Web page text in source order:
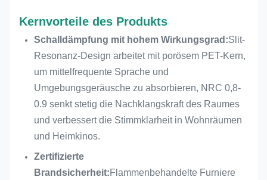
Beenden Sie.
PVC;natürliches
Furnier;technisches
Furnier
NRC 0.9
Kernfunktion
Zolldienst
Größe, Oberfläche,
Kernvorteile des Produkts
Schalldämpfung mit hohem Wirkungsgrad:Slit-
Resonanz-Design arbeitet mit porösem PET-Kern,
um mittelfrequente Sprache und
Umgebungsgeräusche zu absorbieren, NRC 0,8-
0.9 senkt stetig die Nachklangskraft des Raumes
und verbessert die Stimmklarheit in Wohnräumen
und Heimkinos.
Zertifizierte
Brandsicherheit:Flammenbehandelte Furniere